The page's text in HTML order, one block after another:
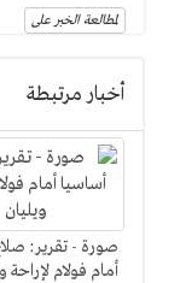
لمطالعة الخبر على
أخبار مرتبطة
صورة - تقرير:
أمام فولام لإراحة